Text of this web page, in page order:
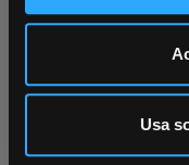
Utilizziamo i cookie
analizzare il nostro
informazioni sul
nostri partner che si
Usa